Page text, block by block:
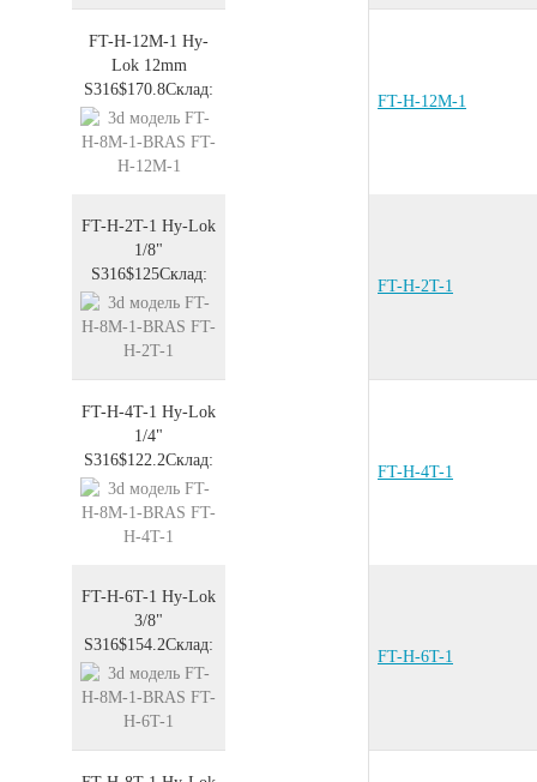
FT-H-12M-1 Hy-
Lok 12mm
S316$170.8Склад:
FT-H-12M-1
FT-H-2T-1 Hy-Lok
1/8"
S316$125Склад:
FT-H-2T-1
FT-H-4T-1 Hy-Lok
1/4"
S316$122.2Склад:
FT-H-4T-1
FT-H-6T-1 Hy-Lok
3/8"
S316$154.2Склад:
FT-H-6T-1